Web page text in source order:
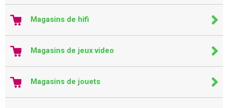
Magasins de hifi
Magasins de jeux video
Magasins de jouets